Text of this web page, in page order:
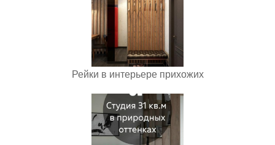
Рейки в интерьере прихожих